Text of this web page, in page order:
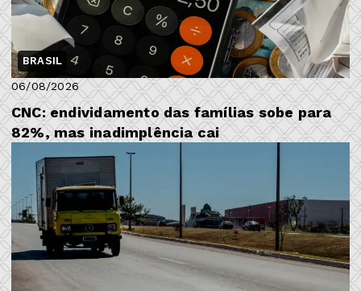
BRASIL
06/08/2026
CNC: endividamento das famílias sobe para
82%, mas inadimplência cai